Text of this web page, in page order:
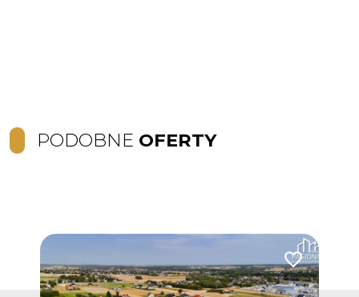
PODOBNE OFERTY
Dodaj do ulubionych Dodaj do